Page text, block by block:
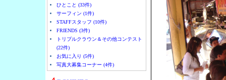
ひとこと (33件)
サーフィン (1件)
STAFFスタッフ (10件)
FRIENDS (3件)
トリプルクラウン＆その他コンテスト
(22件)
お気に入り (5件)
写真大募集コーナー (4件)